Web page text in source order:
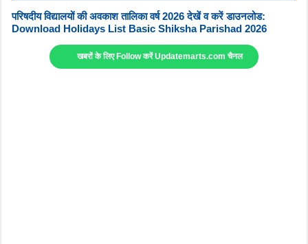
परिषदीय विद्यालयों की अवकाश तालिका वर्ष 2026 देखें व करें डाउनलोड:
Download Holidays List Basic Shiksha Parishad 2026
खबरों के लिए Follow करें Updatemarts.com चैनल